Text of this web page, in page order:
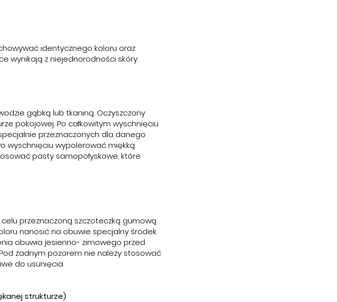
identycznego koloru oraz
wynikają z niejednorodności skóry.
gąbką lub tkaniną. Oczyszczony
pokojowej. Po całkowitym wyschnięciu
przeznaczonych dla danego
wyschnięciu wypolerować miękką
pasty samopołyskowe, które
przeznaczoną szczoteczką gumową
nanosić na obuwie specjalny środek
obuwia jesienno- zimowego przed
żadnym pozorem nie należy stosować
do usunięcia.
strukturze)